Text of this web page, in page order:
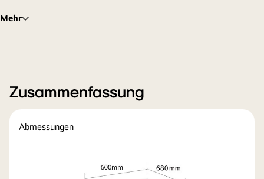
Mehr
Zusammenfassung
Abmessungen